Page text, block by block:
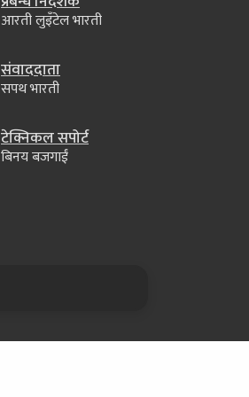
आरती लुइँटेल भारती
संवाददाता
सपथ भारती
टेक्निकल सपोर्ट
बिनय बजगाईं